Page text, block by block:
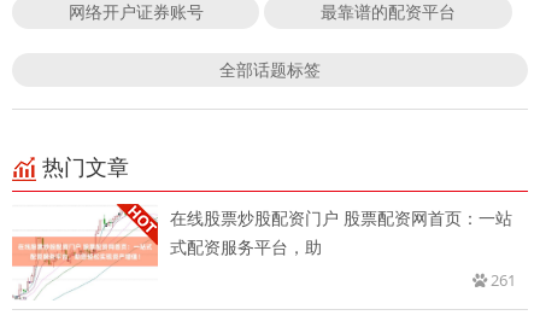
网络开户证券账号 最靠谱的配资平台
全部话题标签
热门文章
在线股票炒股配资门户 股票配资网首页：一站
式配资服务平台，助
261